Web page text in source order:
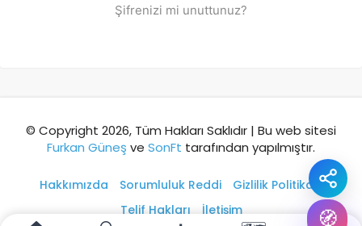
Şifrenizi mi unuttunuz?
© Copyright 2026, Tüm Hakları Saklıdır | Bu web sitesi
Furkan Güneş ve SonFt tarafından yapılmıştır.
Hakkımızda Sorumluluk Reddi
Gizlilik Politikası
Telif Hakları
İletişim 🧭
⚡ Kısa
Akıllı rota öner